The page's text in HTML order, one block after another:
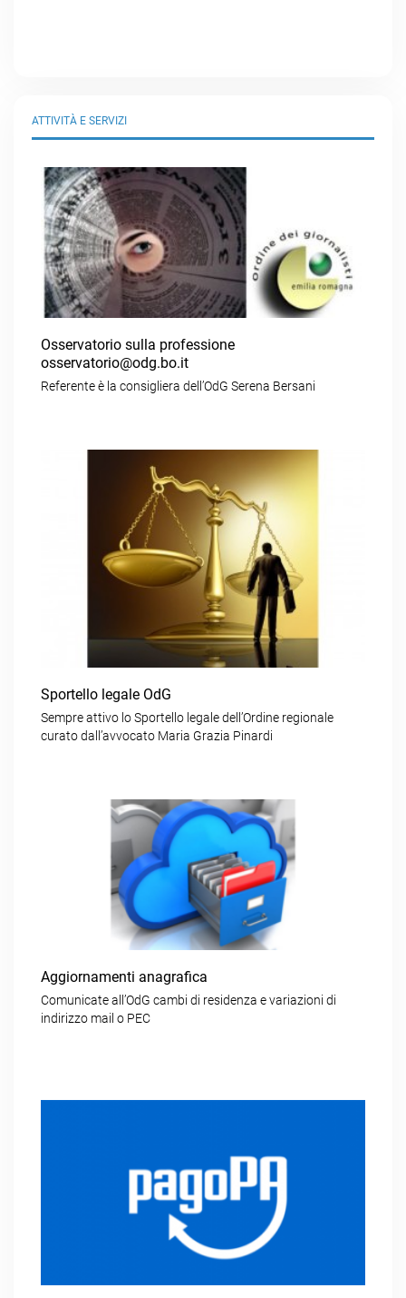
ATTIVITÀ E SERVIZI
Osservatorio sulla professione
osservatorio@odg.bo.it
Referente è la consigliera dell’OdG Serena Bersani
Sportello legale OdG
Sempre attivo lo Sportello legale dell’Ordine regionale
curato dall’avvocato Maria Grazia Pinardi
Aggiornamenti anagrafica
Comunicate all’OdG cambi di residenza e variazioni di
indirizzo mail o PEC